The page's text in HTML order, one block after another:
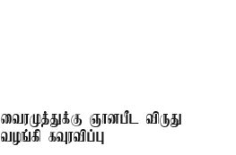
வைரமுத்துக்கு ஞானபீட விருது
வழங்கி கவுரவிப்பு